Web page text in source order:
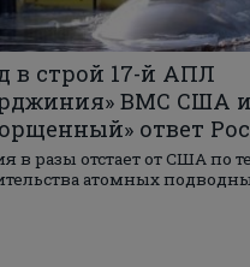
в строй 17-й АПЛ
ВМС США и
ответ
в разы отстает от США по
атомных